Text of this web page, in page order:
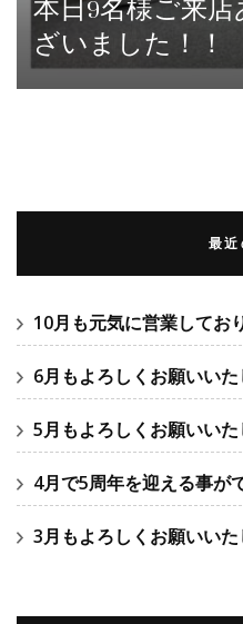
ざいました！！
最
10月も元気に営業してお
6月もよろしくお願いいた
5月もよろしくお願いいた
4月で5周年を迎える事が
3月もよろしくお願いいた